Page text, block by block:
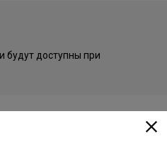
будут доступны при